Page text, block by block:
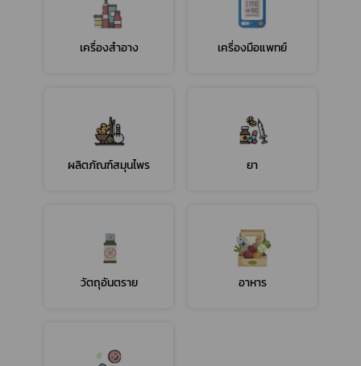
เครื่องสำอาง เครื่องมือแพทย์
ผลิตภัณฑ์สมุนไพร ยา
วัตถุอันตราย อาหาร